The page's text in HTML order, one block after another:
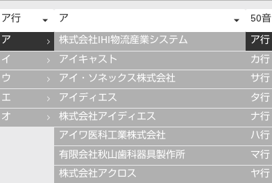
ア行
ア
イ
ウ
エ
オ
ア
株式会社IHI物流産業システム
アイキャスト
アイ・ソネックス株式会社
アイディエス
株式会社アイディエス
アイワ医科工業株式会社
有限会社秋山歯科器具製作所
株式会社アクロス
50音
ア行
カ行
サ行
タ行
ナ行
ハ行
マ行
ヤ行